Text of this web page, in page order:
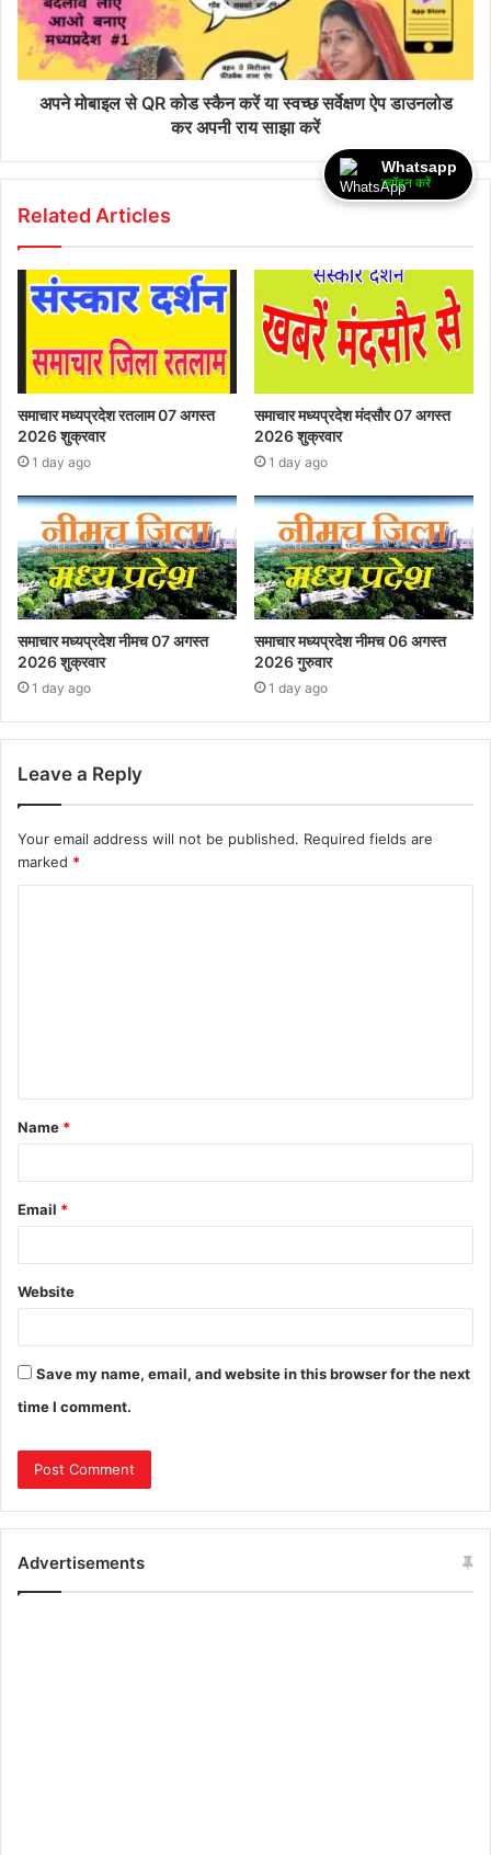
अपने मोबाइल से QR कोड स्कैन करें या स्वच्छ सर्वेक्षण ऐप डाउनलोड
कर अपनी राय साझा करें
Related Articles
समाचार मध्यप्रदेश रतलाम 07 अगस्त
2026 शुक्रवार
1 day ago
समाचार मध्यप्रदेश मंदसौर 07 अगस्त
2026 शुक्रवार
1 day ago
समाचार मध्यप्रदेश नीमच 07 अगस्त
2026 शुक्रवार
1 day ago
समाचार मध्यप्रदेश नीमच 06 अगस्त
2026 गुरुवार
1 day ago
Leave a Reply
Your email address will not be published. Required fields are
marked *
Name *
Email *
Website
Save my name, email, and website in this browser for the next
time I comment.
Advertisements
Whatsapp
ज्वॉइन करें